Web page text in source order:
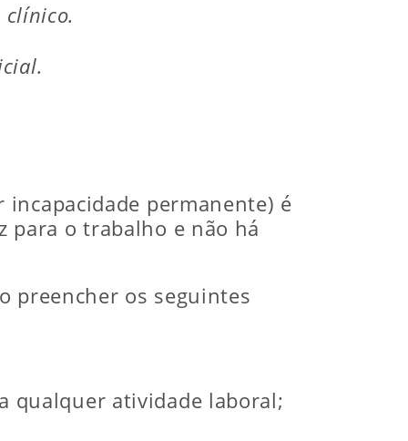
clínico.
permanente) é
para o trabalho e não há
preencher os seguintes
qualquer atividade laboral;